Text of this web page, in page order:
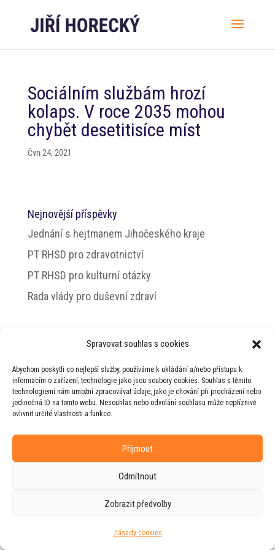
Spravovat souhlas s cookies
Abychom poskytli co nejlepší služby, používáme k ukládání a/nebo přístupu k
informacím o zařízení, technologie jako jsou soubory cookies. Souhlas s těmito
technologiemi nám umožní zpracovávat údaje, jako je chování při procházení nebo
jedinečná ID na tomto webu. Nesouhlas nebo odvolání souhlasu může nepříznivě
ovlivnit určité vlastnosti a funkce.
Příjmout
Odmítnout
Zobrazit předvolby
Zásady cookies
Sociálním službám hrozí
kolaps. V roce 2035 mohou
chybět desetitisíce míst
Čvn 24, 2021
Nejnovější příspěvky
Jednání s hejtmanem Jihočeského kraje
PT RHSD pro zdravotnictví
PT RHSD pro kulturní otázky
Rada vlády pro duševní zdraví
Horeckého
Web vytvořila firmaRUDIve spolupráci s
agenturou